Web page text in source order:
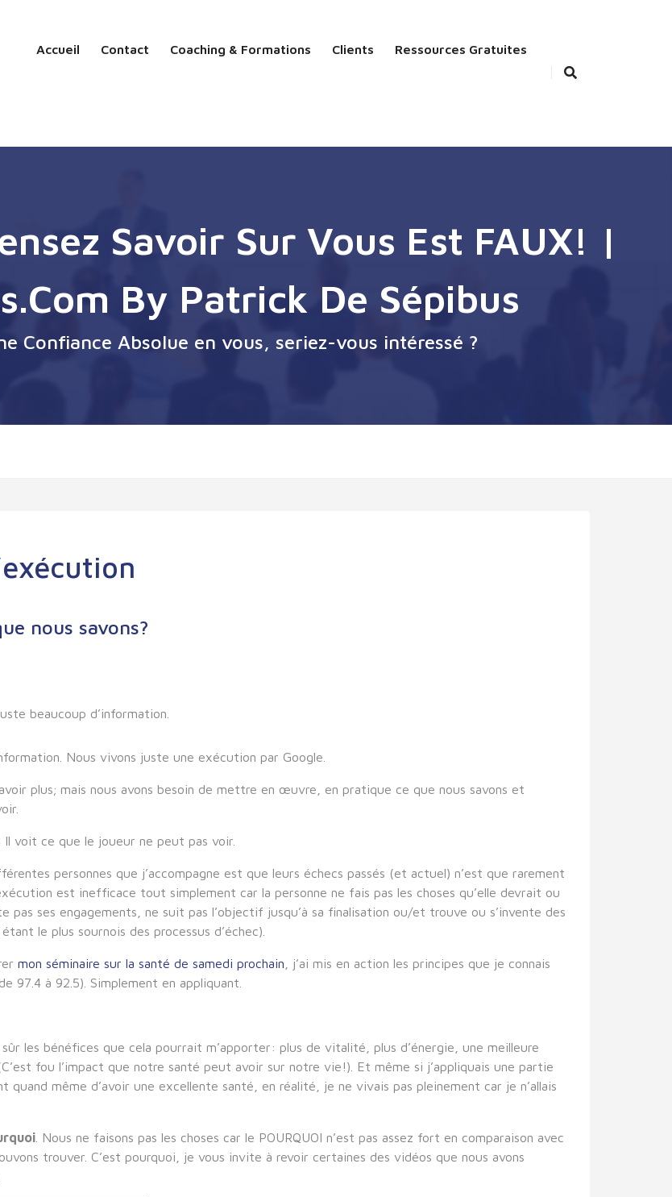
Accueil Contact Coaching & Formations Clients Ressources Gratuites
Savoir Sur Vous Est FAUX! |
By Patrick De Sépibus
Confiance Absolue en vous, seriez-vous intéressé ?
nous savons?
beaucoup d’information.
Nous vivons juste une exécution par Google.
plus; mais nous avons besoin de mettre en œuvre, en pratique ce que nous savons et
Il voit ce que le joueur ne peut pas voir.
personnes que j’accompagne est que leurs échecs passés (et actuel) n’est que rarement
est inefficace tout simplement car la personne ne fais pas les choses qu’elle devrait ou
pas ses engagements, ne suit pas l’objectif jusqu’à sa finalisation ou/et trouve ou s’invente des
le plus sournois des processus d’échec).
mon séminaire sur la santé de samedi prochain , j’ai mis en action les principes que je connais
97.4 à 92.5). Simplement en appliquant.
les bénéfices que cela pourrait m’apporter: plus de vitalité, plus d’énergie, une meilleure
fou l’impact que notre santé peut avoir sur notre vie!). Et même si j’appliquais une partie
même d’avoir une excellente santé, en réalité, je ne vivais pas pleinement car je n’allais
. Nous ne faisons pas les choses car le POURQUOI n’est pas assez fort en comparaison avec
trouver. C’est pourquoi, je vous invite à revoir certaines des vidéos que nous avons